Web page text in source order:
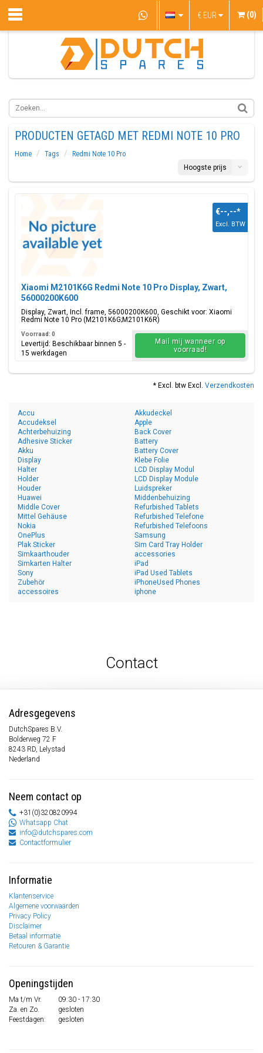
€ EUR (0)
PRODUCTEN GETAGD MET REDMI NOTE 10 PRO
Home Tags
Redmi Note 10 Pro
Hoogste prijs
Xiaomi M2101K6G Redmi Note 10 Pro Display, Zwart,
56000200K600
Display, Zwart, Incl. frame, 56000200K600, Geschikt voor: Xiaomi
Redmi Note 10 Pro (M2101K6G;M2101K6R)
€--,--*
Excl. BTW
Voorraad: 0
Levertijd: Beschikbaar binnen 5 -
15 werkdagen
Mail mij wanneer op
voorraad!
* Excl. btw Excl. Verzendkosten
Accu
Accudeksel
Achterbehuizing
Adhesive Sticker
Akku
Akkudeckel
Apple
Back Cover
Battery
Battery Cover
Display
Halter
Holder
Houder
Huawei
Klebe Folie
LCD Display Modul
LCD Display Module
Luidspreker
Middenbehuizing
Middle Cover
Mittel Gehäuse
Nokia
OnePlus
Plak Sticker
Refurbished Tablets
Refurbished Telefone
Refurbished Telefoons
Samsung
Sim Card Tray Holder
Simkaarthouder
Simkarten Halter
Sony
Zubehör
accessoires
accessories
iPad
iPad Used Tablets
iPhoneUsed Phones
iphone
Contact
Adresgegevens
DutchSpares B.V.
Bolderweg 72 F
8243 RD, Lelystad
Nederland
Neem contact op
+31(0)320820994
Whatsapp Chat
info@dutchspares.com
Contactformulier
Informatie
Klantenservice
Algemene voorwaarden
Privacy Policy
Disclaimer
Betaal informatie
Retouren & Garantie
Openingstijden
Ma t/m Vr.
09:30 - 17:30
Za. en Zo.
gesloten
Feestdagen:
gesloten